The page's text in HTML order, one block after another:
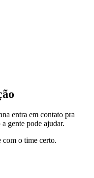
entra em contato pra
gente pode ajudar.
com o time certo.